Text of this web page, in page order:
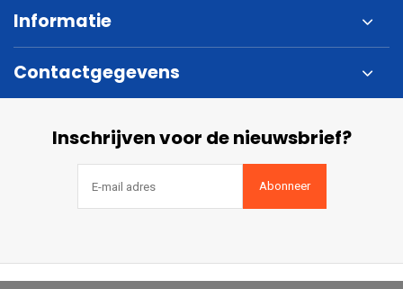
Informatie
Contactgegevens
Inschrijven voor de nieuwsbrief?
Abonneer